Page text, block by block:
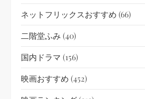
ネットフリックスおすすめ (66)
二階堂ふみ (40)
国内ドラマ (156)
映画おすすめ (452)